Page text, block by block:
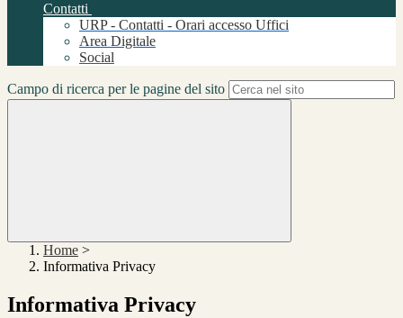
Contatti
URP - Contatti - Orari accesso Uffici
Area Digitale
Social
Campo di ricerca per le pagine del sito
Home >
Informativa Privacy
Informativa Privacy